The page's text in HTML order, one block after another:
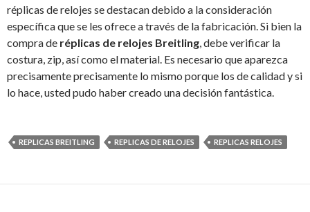
réplicas de relojes se destacan debido a la consideración
específica que se les ofrece a través de la fabricación. Si bien la
compra de réplicas de relojes Breitling, debe verificar la
costura, zip, así como el material. Es necesario que aparezca
precisamente precisamente lo mismo porque los de calidad y si
lo hace, usted pudo haber creado una decisión fantástica.
REPLICAS BREITLING REPLICAS DE RELOJES REPLICAS RELOJES